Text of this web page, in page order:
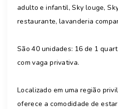
adulto e infantil, Sky louge,
restaurante, lavanderia
São 40 unidades: 16 de 1
com vaga privativa.
Localizado em uma região
oferece a comodidade de